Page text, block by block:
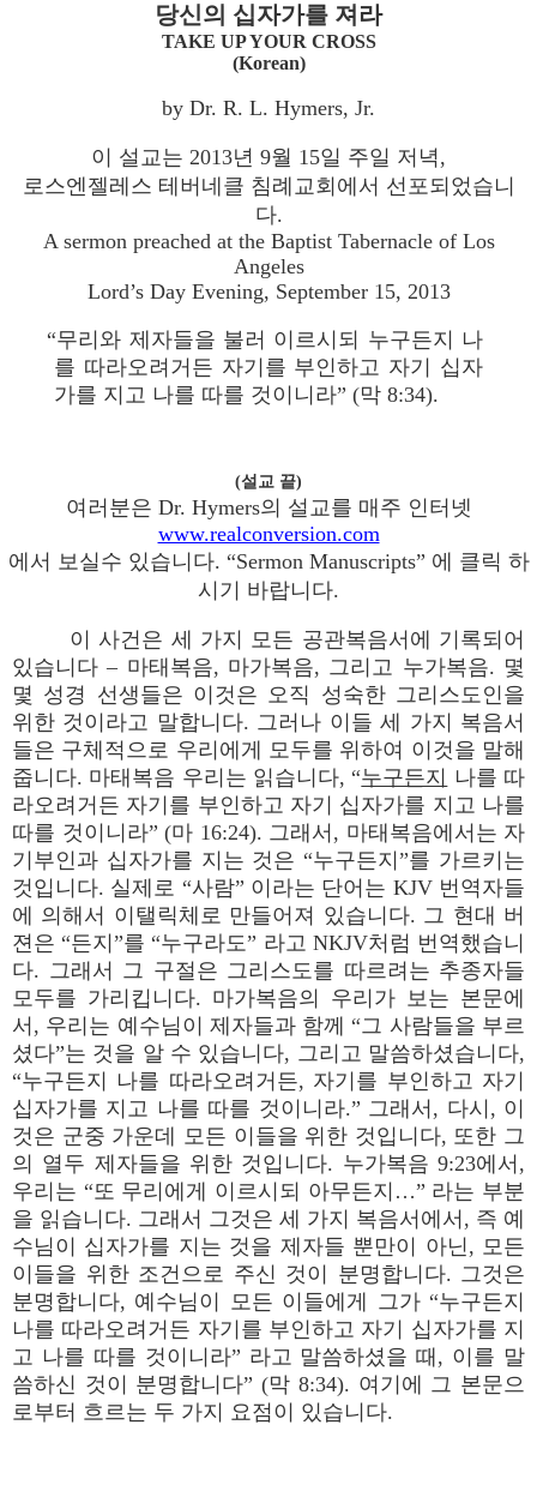
당신의 십자가를 져라
TAKE UP YOUR CROSS
(Korean)
by Dr. R. L. Hymers, Jr.
이 설교는 2013년 9월 15일 주일 저녁,
로스엔젤레스 테버네클 침례교회에서 선포되었습니
다.
A sermon preached at the Baptist Tabernacle of Los
Angeles
Lord’s Day Evening, September 15, 2013
“무리와 제자들을 불러 이르시되 누구든지 나
를 따라오려거든 자기를 부인하고 자기 십자
가를 지고 나를 따를 것이니라” (막 8:34).
(설교 끝)
여러분은 Dr. Hymers의 설교를 매주 인터넷
www.realconversion.com
에서 보실수 있습니다. “Sermon Manuscripts” 에 클릭 하
시기 바랍니다.
이 사건은 세 가지 모든 공관복음서에 기록되어
있습니다 – 마태복음, 마가복음, 그리고 누가복음. 몇
몇 성경 선생들은 이것은 오직 성숙한 그리스도인을
위한 것이라고 말합니다. 그러나 이들 세 가지 복음서
들은 구체적으로 우리에게 모두를 위하여 이것을 말해
줍니다. 마태복음 우리는 읽습니다, “누구든지
나를 따
라오려거든 자기를 부인하고 자기 십자가를 지고 나를
따를 것이니라” (마 16:24). 그래서, 마태복음에서는 자
기부인과 십자가를 지는 것은 “누구든지”를 가르키는
것입니다. 실제로 “사람” 이라는 단어는 KJV 번역자들
에 의해서 이탤릭체로 만들어져 있습니다. 그 현대 버
젼은 “든지”를 “누구라도” 라고 NKJV처럼 번역했습니
다. 그래서 그 구절은 그리스도를 따르려는 추종자들
모두를 가리킵니다. 마가복음의 우리가 보는 본문에
서, 우리는 예수님이 제자들과 함께 “그 사람들을 부르
셨다”는 것을 알 수 있습니다, 그리고 말씀하셨습니다,
“누구든지 나를 따라오려거든, 자기를 부인하고 자기
십자가를 지고 나를 따를 것이니라.” 그래서, 다시, 이
것은 군중 가운데 모든 이들을 위한 것입니다, 또한 그
의 열두 제자들을 위한 것입니다. 누가복음 9:23에서,
우리는 “또 무리에게 이르시되 아무든지…” 라는 부분
을 읽습니다. 그래서 그것은 세 가지 복음서에서, 즉 예
수님이 십자가를 지는 것을 제자들 뿐만이 아닌, 모든
이들을 위한 조건으로 주신 것이 분명합니다. 그것은
분명합니다, 예수님이 모든 이들에게 그가 “누구든지
나를 따라오려거든 자기를 부인하고 자기 십자가를 지
고 나를 따를 것이니라” 라고 말씀하셨을 때, 이를 말
씀하신 것이 분명합니다” (막 8:34). 여기에 그 본문으
로부터 흐르는 두 가지 요점이 있습니다.